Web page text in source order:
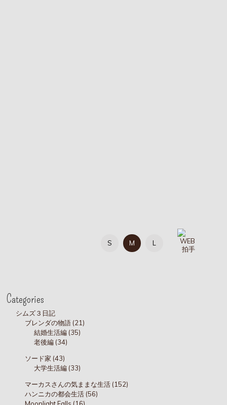
S M L
Categories
シムズ３日記
ブレンダの物語 (21)
結婚生活編 (35)
老後編 (34)
ソード家 (43)
大学生活編 (33)
マーカスさんの気ままな生活 (152)
ハンニカの都会生活 (56)